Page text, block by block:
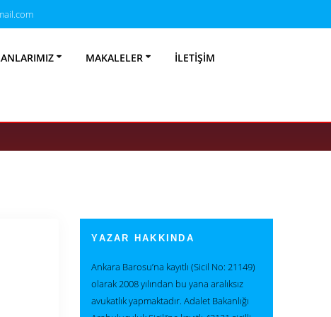
MAKALELER İLETIŞIM
Uygun
YAZAR HAKKINDA
Ankara Barosu’na kayıtlı (Sicil No: 21149)
olarak 2008 yılından bu yana aralıksız
avukatlık yapmaktadır. Adalet Bakanlığı